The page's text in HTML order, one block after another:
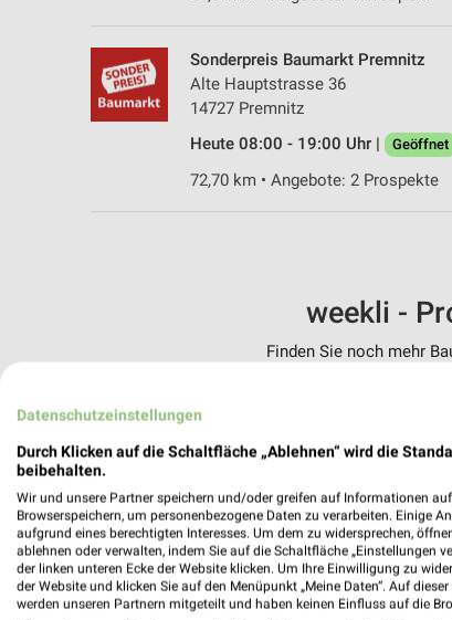
Sonderpreis Baumarkt Premnitz
Alte Hauptstrasse 36
14727 Premnitz
Heute 08:00 - 19:00 Uhr |
Geöffnet
72,70 km • Angebote: 2 Prospekte
weekli -
Finden Sie noch mehr
✔Push-
Nutze weekli auch
Datenschutzeinstellungen
Durch Klicken auf die Schaltfläche „Ablehnen“ wird die
beibehalten.
Wir und unsere Partner speichern und/oder greifen auf Informationen
Browserspeichern, um personenbezogene Daten zu verarbeiten. Einige
aufgrund eines berechtigten Interesses. Um dem zu widersprechen,
ablehnen oder verwalten, indem Sie auf die Schaltfläche „Einstellungen
der linken unteren Ecke der Website klicken. Um Ihre Einwilligung zu
der Website und klicken Sie auf den Menüpunkt „Meine Daten“. Auf
werden unseren Partnern mitgeteilt und haben keinen Einfluss auf die